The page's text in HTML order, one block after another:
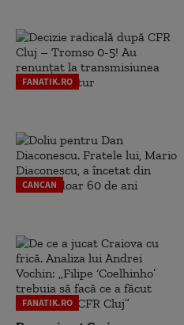
FANATIK.RO
CANCAN
FANATIK.RO